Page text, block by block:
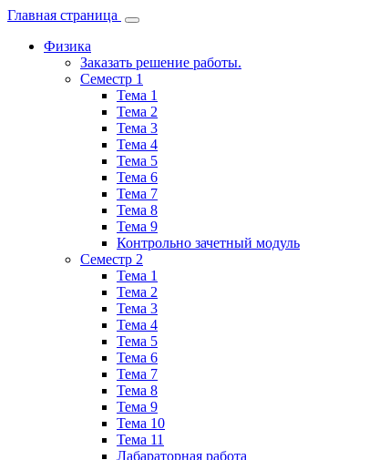
Главная страница
Физика
Заказать решение работы.
Семестр 1
Тема 1
Тема 2
Тема 3
Тема 4
Тема 5
Тема 6
Тема 7
Тема 8
Тема 9
Контрольно зачетный модуль
Семестр 2
Тема 1
Тема 2
Тема 3
Тема 4
Тема 5
Тема 6
Тема 7
Тема 8
Тема 9
Тема 10
Тема 11
Лабараторная работа